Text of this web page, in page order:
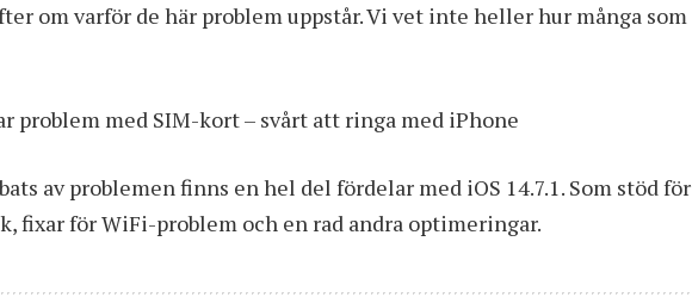
om varför de här problem uppstår. Vi vet inte heller hur många som
problem med SIM-kort – svårt att ringa med iPhone
av problemen finns en hel del fördelar med iOS 14.7.1. Som stöd för
fixar för WiFi-problem och en rad andra optimeringar.